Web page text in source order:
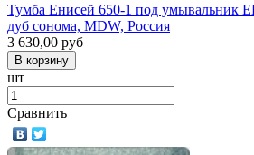
Тумба Енисей 650-1 под умывальник
дуб сонома, MDW, Россия
3 630,00 руб
шт
Сравнить